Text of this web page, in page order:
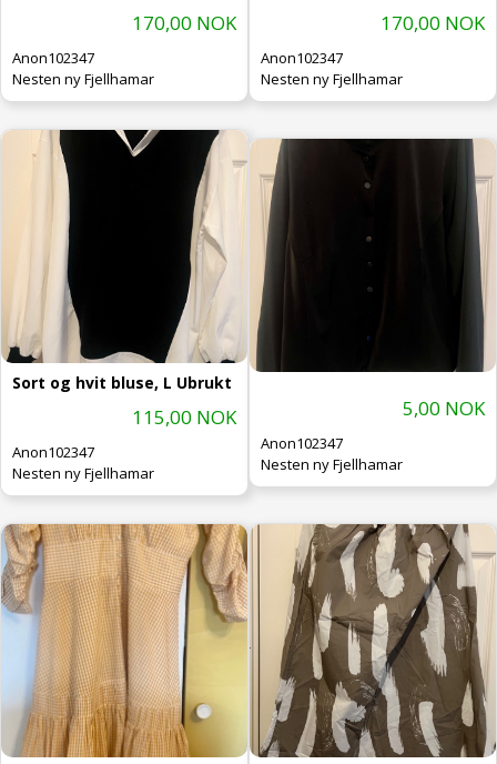
170,00 NOK
Anon102347
Nesten ny Fjellhamar
170,00 NOK
Anon102347
Nesten ny Fjellhamar
Sort og hvit bluse, L Ubrukt
115,00 NOK
Anon102347
Nesten ny Fjellhamar
5,00 NOK
Anon102347
Nesten ny Fjellhamar